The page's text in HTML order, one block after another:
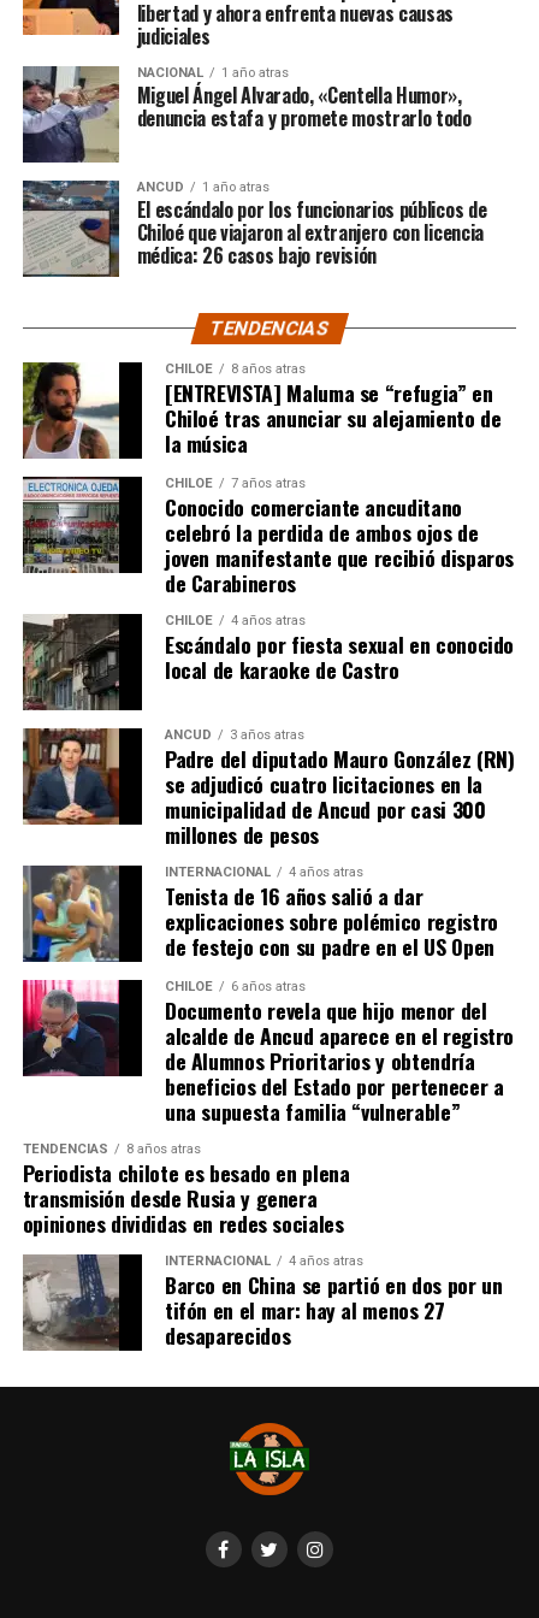
“Gracias a todos por el
apoyo!!!!”
Por el momento, las personas aludidas no han emitido
declaraciones públicas. La historia, según Centella,
recién comienza y, el mencionado posteo, ha generado
comentarios de todo tipo, en su gran mayoría, a favor
del humorista de Punta Arenas.
libertad y ahora enfrenta nuevas causas
judiciales
NACIONAL 1 año atras
Miguel Ángel Alvarado, «Centella Humor»,
denuncia estafa y promete mostrarlo todo
ANCUD 1 año atras
El escándalo por los funcionarios públicos de
Chiloé que viajaron al extranjero con licencia
médica: 26 casos bajo revisión
TENDENCIAS
CHILOE 8 años atras
[ENTREVISTA] Maluma se “refugia” en
Chiloé tras anunciar su alejamiento de
la música
CHILOE 7 años atras
Conocido comerciante ancuditano
celebró la perdida de ambos ojos de
joven manifestante que recibió disparos
de Carabineros
CHILOE 4 años atras
Escándalo por fiesta sexual en conocido
local de karaoke de Castro
ANCUD 3 años atras
Padre del diputado Mauro González (RN)
se adjudicó cuatro licitaciones en la
municipalidad de Ancud por casi 300
millones de pesos
INTERNACIONAL 4 años atras
Tenista de 16 años salió a dar
explicaciones sobre polémico registro
de festejo con su padre en el US Open
CHILOE 6 años atras
Documento revela que hijo menor del
alcalde de Ancud aparece en el registro
de Alumnos Prioritarios y obtendría
beneficios del Estado por pertenecer a
una supuesta familia “vulnerable”
TENDENCIAS 8 años atras
Periodista chilote es besado en plena
transmisión desde Rusia y genera
opiniones divididas en redes sociales
INTERNACIONAL 4 años atras
Barco en China se partió en dos por un
tifón en el mar: hay al menos 27
desaparecidos